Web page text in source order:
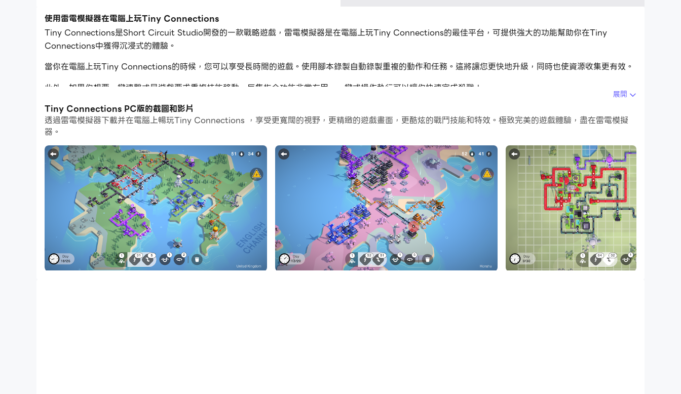
使用雷電模擬器在電腦上玩Tiny Connections
Tiny Connections是Short Circuit Studio開發的一款戰略遊戲，雷電模擬器是在電腦上玩Tiny Connections的最佳平台，可提供強大的功能幫助你在Tiny
Connections中獲得沉浸式的體驗。
當你在電腦上玩Tiny Connections的時候，您可以享受長時間的遊戲。使用腳本錄製自動錄製重複的動作和任務。這將讓您更快地升級，同時也使資源收集更有效。
此外，如果你想要一鍵連擊或是遊戲要求重複技能移動，巨集指令功能非常有用。一鍵式操作執行可以讓你快速完成殺戮！
如果你想培養多個帳戶，多開和同步也可以幫到你。你可以玩主帳戶的同時執行替代帳戶進行成長和升級。現在就開始在電腦上下載和玩Tiny Connections吧！
Tiny Connections 是一款益智遊戲，挑戰玩家在狹小空間內創建連接房屋與基礎設施的網路。在這款引人入勝的遊戲中，您的任務是確保每個家庭都能獲得電力和水
等基本服務，同時平衡效率和社區福祉。
挑戰不是在公園散步。您需要巧妙地將相同顏色的房屋與其匹配的車站連接起來，同時導航棘手的設置並避免線路交叉。為了幫助您解決問題，您將可以使用方便的增
強功能，這些增強功能會逐漸引入更困難的謎題。
《Tiny Connections》以其簡單的機制歡迎玩家進入一個簡單的遊戲玩法隱藏著深刻策略的世界。這個遊戲不僅僅是娛樂；連接房屋和基礎設施時，您可以輕鬆逃離
日常生活的混亂。
遊戲特色：
- 輕鬆連接系統：將房屋無縫連接到匹配的基礎設施。
展開
Tiny Connections PC版的截圖和影片
透過雷電模擬器下載并在電腦上暢玩Tiny Connections ，享受更寬闊的視野，更精緻的遊戲畫面，更酷炫的戰鬥技能和特效。極致完美的遊戲體驗，盡在雷電模擬
器。